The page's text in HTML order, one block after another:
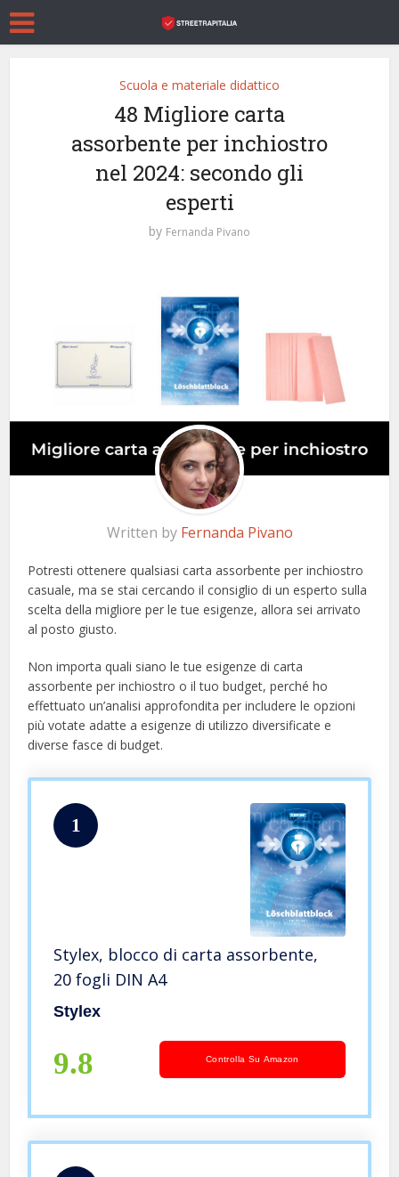
Scuola e materiale didattico
48 Migliore carta
assorbente per inchiostro
nel 2024: secondo gli
esperti
by Fernanda Pivano
Written by Fernanda Pivano
Potresti ottenere qualsiasi carta assorbente per inchiostro
casuale, ma se stai cercando il consiglio di un esperto sulla
scelta della migliore per le tue esigenze, allora sei arrivato
al posto giusto.
Non importa quali siano le tue esigenze di carta
assorbente per inchiostro o il tuo budget, perché ho
effettuato un’analisi approfondita per includere le opzioni
più votate adatte a esigenze di utilizzo diversificate e
diverse fasce di budget.
1
Stylex, blocco di carta assorbente,
20 fogli DIN A4
Stylex
9.8 Controlla Su Amazon